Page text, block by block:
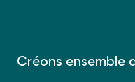
Créons ensemble